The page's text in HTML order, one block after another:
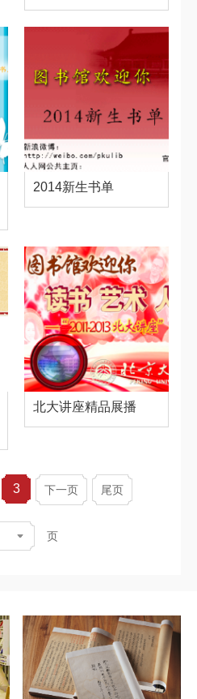
2014新生书单
北大讲座精品展播
3 下一页 尾页
页